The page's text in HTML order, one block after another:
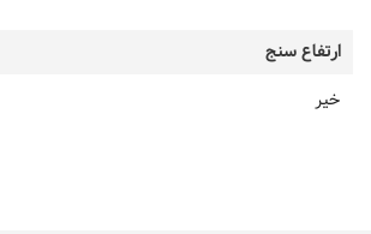
ارتفاع سنج
خیر